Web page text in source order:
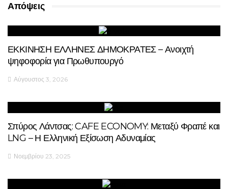
Απόψεις
ΕΚΚΙΝΗΣΗ ΕΛΛΗΝΕΣ ΔΗΜΟΚΡΑΤΕΣ – Ανοιχτή
ψηφοφορία για Πρωθυπουργό
Αύγουστος 3, 2026
Σπύρος Λάντσας: CAFE ECONOMY: Μεταξύ Φραπέ και
LNG – Η Ελληνική Εξίσωση Αδυναμίας
Νοεμβρίου 23, 2025